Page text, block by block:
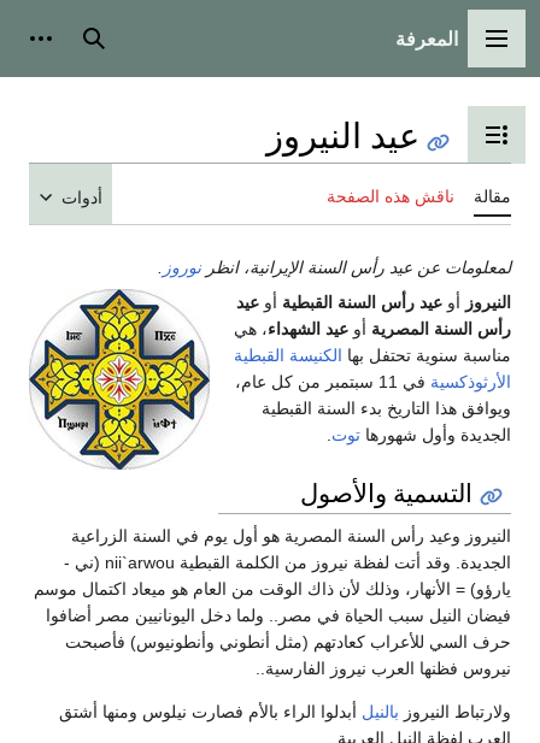
القائمة الرئيسية
المعرفة بحث
تبديل عرض جدول المحتويات
عيد النيروز
مقالة ناقش هذه الصفحة أدوات
لمعلومات عن عيد رأس السنة الإيرانية، انظرنوروز
النيروز أو عيد رأس السنة القبطية أو عيد
رأس السنة المصرية أو عيد الشهداء، هي
مناسبة سنوية تحتفل بها الكنيسة القبطية
الأرثوذكسية
في 11 سبتمبر من كل عام،
ويوافق هذا التاريخ بدء السنة القبطية
الجديدة وأول شهورها توت
التسمية والأصول
النيروز وعيد رأس السنة المصرية هو أول يوم في السنة الزراعية
الجديدة. وقد أتت لفظة نيروز من الكلمة القبطية nii`arwou (ني -
يارؤو) = الأنهار، وذلك لأن ذاك الوقت من العام هو ميعاد اكتمال موسم
فيضان النيل سبب الحياة في مصر.. ولما دخل اليونانيين مصر أضافوا
حرف السي للأعراب كعادتهم (مثل أنطوني وأنطونيوس) فأصبحت
نيروس فظنها العرب نيروز الفارسية..
ولارتباط النيروز بالنيل أبدلوا الراء بالأم فصارت نيلوس ومنها أشتق
العرب لفظة النيل العربية..